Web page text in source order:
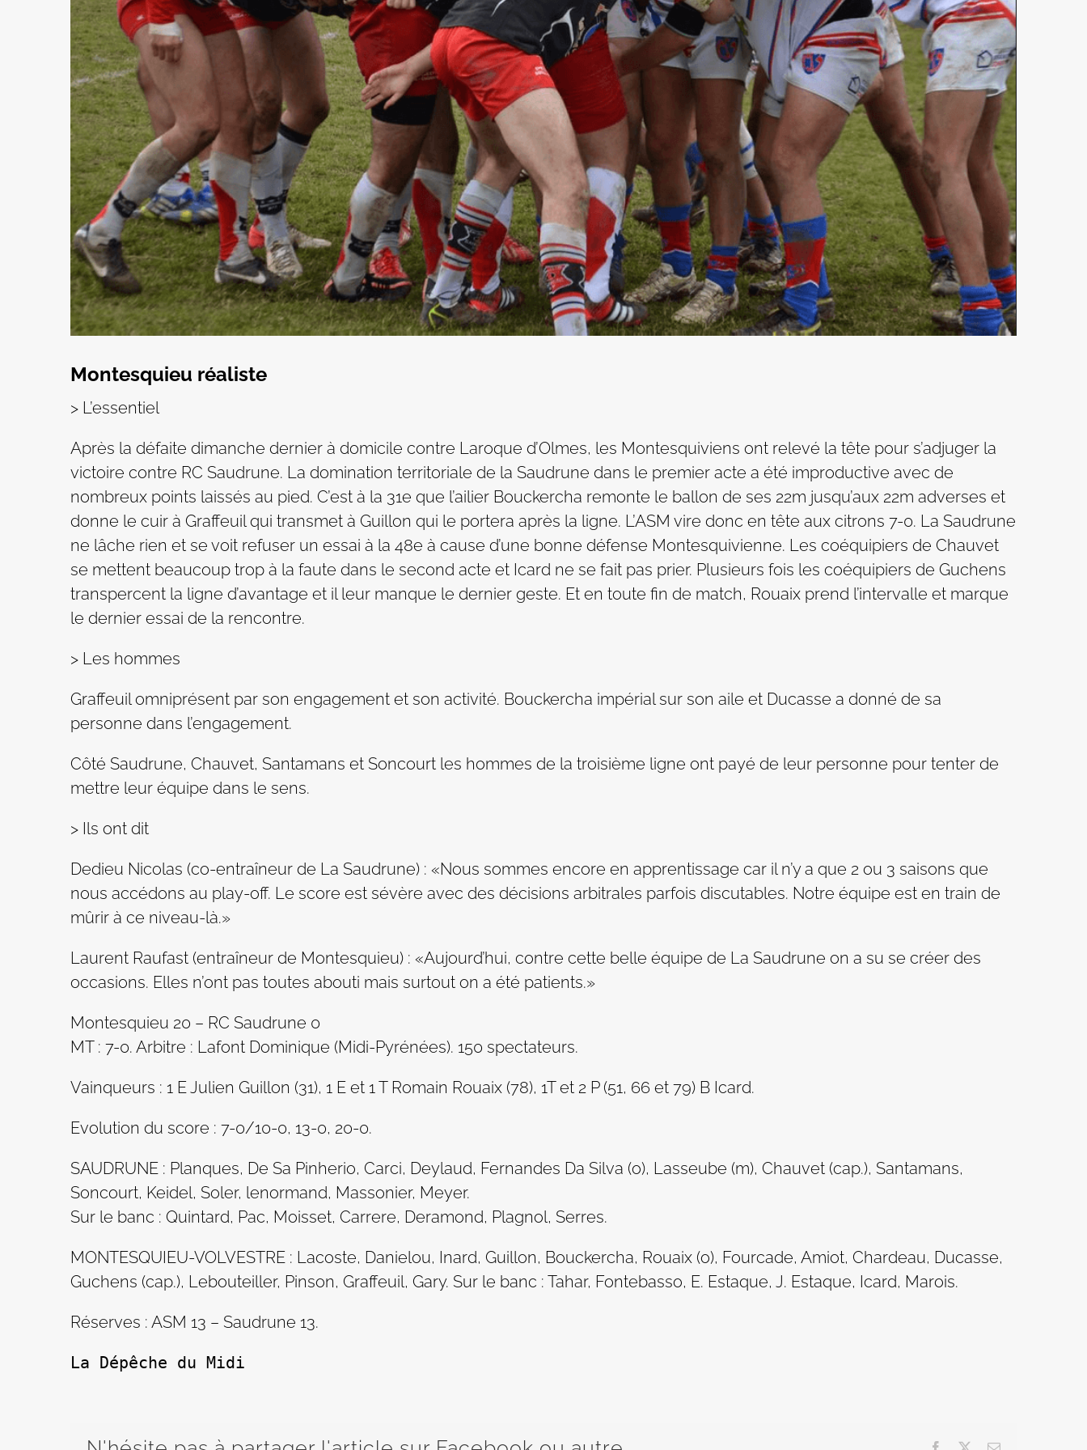
Montesquieu réaliste
> L’essentiel
Après la défaite dimanche dernier à domicile contre Laroque d’Olmes, les Montesquiviens ont relevé la tête pour s’adjuger la
victoire contre RC Saudrune. La domination territoriale de la Saudrune dans le premier acte a été improductive avec de
nombreux points laissés au pied. C’est à la 31e que l’ailier Bouckercha remonte le ballon de ses 22m jusqu’aux 22m adverses et
donne le cuir à Graffeuil qui transmet à Guillon qui le portera après la ligne. L’ASM vire donc en tête aux citrons 7-0. La Saudrune
ne lâche rien et se voit refuser un essai à la 48e à cause d’une bonne défense Montesquivienne. Les coéquipiers de Chauvet
se mettent beaucoup trop à la faute dans le second acte et Icard ne se fait pas prier. Plusieurs fois les coéquipiers de Guchens
transpercent la ligne d’avantage et il leur manque le dernier geste. Et en toute fin de match, Rouaix prend l’intervalle et marque
le dernier essai de la rencontre.
> Les hommes
Graffeuil omniprésent par son engagement et son activité. Bouckercha impérial sur son aile et Ducasse a donné de sa
personne dans l’engagement.
Côté Saudrune, Chauvet, Santamans et Soncourt les hommes de la troisième ligne ont payé de leur personne pour tenter de
mettre leur équipe dans le sens.
> Ils ont dit
Dedieu Nicolas (co-entraîneur de La Saudrune) : «Nous sommes encore en apprentissage car il n’y a que 2 ou 3 saisons que
nous accédons au play-off. Le score est sévère avec des décisions arbitrales parfois discutables. Notre équipe est en train de
mûrir à ce niveau-là.»
Laurent Raufast (entraîneur de Montesquieu) : «Aujourd’hui, contre cette belle équipe de La Saudrune on a su se créer des
occasions. Elles n’ont pas toutes abouti mais surtout on a été patients.»
Montesquieu 20 – RC Saudrune 0
MT : 7-0. Arbitre : Lafont Dominique (Midi-Pyrénées). 150 spectateurs.
Vainqueurs : 1 E Julien Guillon (31), 1 E et 1 T Romain Rouaix (78), 1T et 2 P (51, 66 et 79) B Icard.
Evolution du score : 7-0/10-0, 13-0, 20-0.
SAUDRUNE : Planques, De Sa Pinherio, Carci, Deylaud, Fernandes Da Silva (o), Lasseube (m), Chauvet (cap.), Santamans,
Soncourt, Keidel, Soler, lenormand, Massonier, Meyer.
Sur le banc : Quintard, Pac, Moisset, Carrere, Deramond, Plagnol, Serres.
MONTESQUIEU-VOLVESTRE : Lacoste, Danielou, Inard, Guillon, Bouckercha, Rouaix (o), Fourcade, Amiot, Chardeau, Ducasse,
Guchens (cap.), Lebouteiller, Pinson, Graffeuil, Gary. Sur le banc : Tahar, Fontebasso, E. Estaque, J. Estaque, Icard, Marois.
Réserves : ASM 13 – Saudrune 13.
La Dépêche du Midi
Facebook Email